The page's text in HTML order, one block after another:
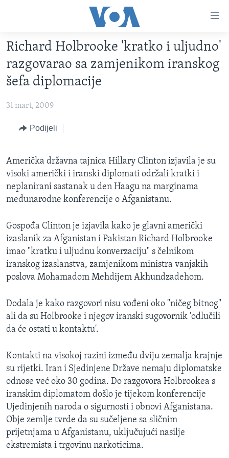
glavni
sadržaj
Pređi
na
glavnu
VIDEO
FOTOGRAFIJE DANA
VIJESTI
SJEDINJENE AMERIČKE DRŽAVE
SVIJET
NAUKA I TEHNOLOGIJA
KORUPCIJA
SLOBODA MEDIJA
ŽENSKA STRANA
IZBJEGLIČKA STRANA
MAGAZIN
O GLASU AMERIKE
PRATITE NAS
Jezici
Richard Holbrooke 'kratko i uljudno'
razgovarao sa zamjenikom iranskog
šefa diplomacije
31 mart, 2009
Podijeli
Američka državna tajnica Hillary Clinton izjavila je su
visoki američki i iranski diplomati održali kratki i
neplanirani sastanak u den Haagu na marginama
međunarodne konferencije o Afganistanu.
Gospođa Clinton je izjavila kako je glavni američki
izaslanik za Afganistan i Pakistan Richard Holbrooke
imao "kratku i uljudnu konverzaciju" s čelnikom
iranskog izaslanstva, zamjenikom ministra vanjskih
poslova Mohamadom Mehdijem Akhundzadehom.
Dodala je kako razgovori nisu vođeni oko "ničeg bitnog"
ali da su Holbrooke i njegov iranski sugovornik 'odlučili
da će ostati u kontaktu'.
Kontakti na visokoj razini između dviju zemalja krajnje
su rijetki. Iran i Sjedinjene Države nemaju diplomatske
odnose već oko 30 godina. Do razgovora Holbrookea s
iranskim diplomatom došlo je tijekom konferencije
Ujedinjenih naroda o sigurnosti i obnovi Afganistana.
Obje zemlje tvrde da su sučeljene sa sličnim
prijetnjama u Afganistanu, uključujući nasilje
ekstremista i trgovinu narkoticima.